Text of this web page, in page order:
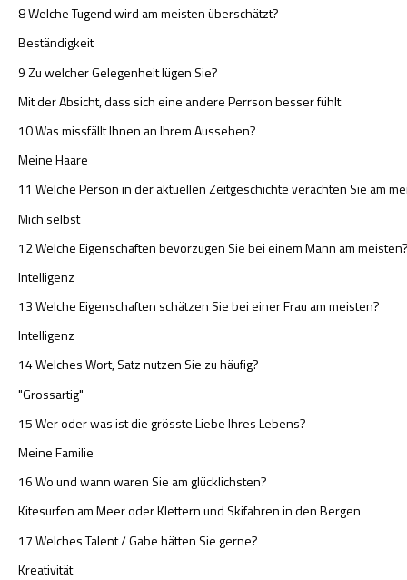
8 Welche Tugend wird am meisten überschätzt?
Beständigkeit
9 Zu welcher Gelegenheit lügen Sie?
Mit der Absicht, dass sich eine andere Perrson besser fühlt
10 Was missfällt Ihnen an Ihrem Aussehen?
Meine Haare
11 Welche Person in der aktuellen Zeitgeschichte verachten Sie am
Mich selbst
12 Welche Eigenschaften bevorzugen Sie bei einem Mann am
Intelligenz
13 Welche Eigenschaften schätzen Sie bei einer Frau am meisten?
Intelligenz
14 Welches Wort, Satz nutzen Sie zu häufig?
"Grossartig"
15 Wer oder was ist die grösste Liebe Ihres Lebens?
Meine Familie
16 Wo und wann waren Sie am glücklichsten?
Kitesurfen am Meer oder Klettern und Skifahren in den Bergen
17 Welches Talent / Gabe hätten Sie gerne?
Kreativität